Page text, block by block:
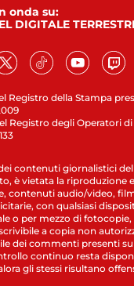
Registro della Stampa
Registro degli Operatori
onda su:
DIGITALE
contenuti giornalistici
è vietata la riproduzione
contenuti audio/video,
con qualsiasi
o per mezzo di fotocopie,
a copia non
dei commenti presenti
continuo resta
gli stessi risultano